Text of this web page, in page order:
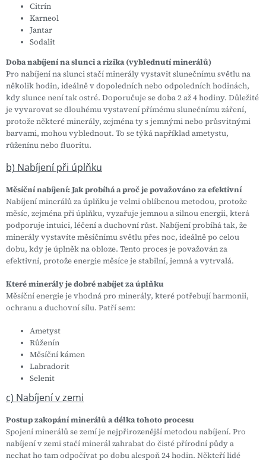
Citrín
Karneol
Jantar
Sodalit
Doba nabíjení na slunci a rizika (vyblednutí minerálů)
Pro nabíjení na slunci stačí minerály vystavit slunečnímu světlu na
několik hodin, ideálně v dopoledních nebo odpoledních hodinách,
kdy slunce není tak ostré. Doporučuje se doba 2 až 4 hodiny. Důležité
je vyvarovat se dlouhému vystavení přímému slunečnímu záření,
protože některé minerály, zejména ty s jemnými nebo průsvitnými
barvami, mohou vyblednout. To se týká například ametystu,
růženínu nebo fluoritu.
b) Nabíjení při úplňku
Měsíční nabíjení: Jak probíhá a proč je považováno za efektivní
Nabíjení minerálů za úplňku je velmi oblíbenou metodou, protože
měsíc, zejména při úplňku, vyzařuje jemnou a silnou energii, která
podporuje intuici, léčení a duchovní růst. Nabíjení probíhá tak, že
minerály vystavíte měsíčnímu světlu přes noc, ideálně po celou
dobu, kdy je úplněk na obloze. Tento proces je považován za
efektivní, protože energie měsíce je stabilní, jemná a vytrvalá.
Které minerály je dobré nabíjet za úplňku
Měsíční energie je vhodná pro minerály, které potřebují harmonii,
ochranu a duchovní sílu. Patří sem:
Ametyst
Růženín
Měsíční kámen
Labradorit
Selenit
c) Nabíjení v zemi
Postup zakopání minerálů a délka tohoto procesu
Spojení minerálů se zemí je nejpřirozenější metodou nabíjení. Pro
nabíjení v zemi stačí minerál zahrabat do čisté přírodní půdy a
nechat ho tam odpočívat po dobu alespoň 24 hodin. Někteří lidé